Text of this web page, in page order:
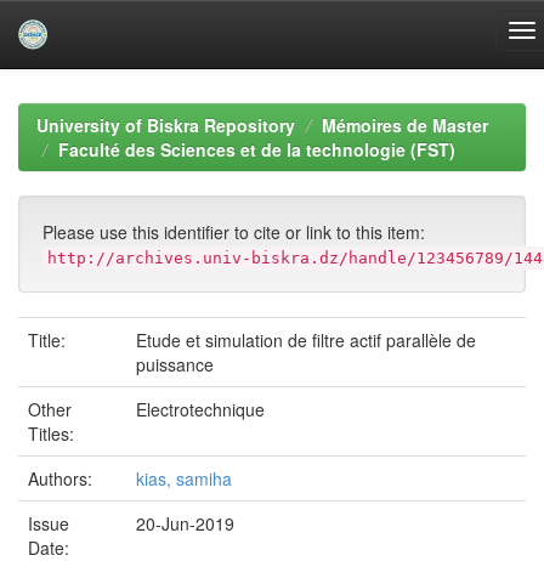
navigationUniversity of Biskra Repository
Mémoires de Master
Faculté des Sciences et de la technologie (FST)
Please use this identifier to cite or link to this item:
http://archives.univ-biskra.dz/handle/123456789/
Title:
Etude et simulation de filtre actif parallèle de
puissance
Other
Titles:
Electrotechnique
Authors:
kias, samiha
Issue
Date:
20-Jun-2019